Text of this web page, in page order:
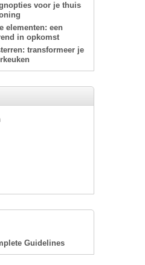
voor je thuis
elementen: een
in opkomst
transformeer je
Guidelines